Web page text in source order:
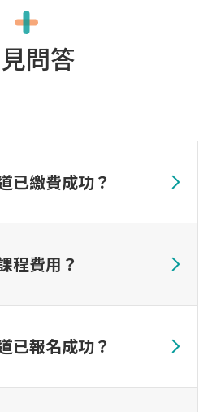
問答
已繳費成功？
程費用？
已報名成功？